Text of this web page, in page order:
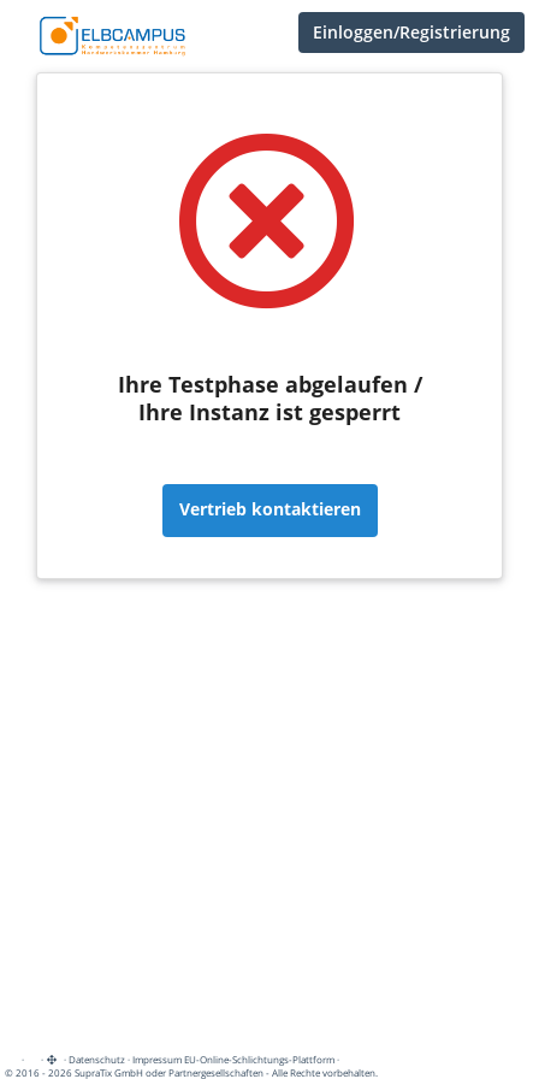
Einloggen/Registrierung
Ihre Testphase abgelaufen /
Ihre Instanz ist gesperrt
Vertrieb kontaktieren
· · ·Datenschutz·Impressum EU-Online-Schlichtungs-Plattform·
© 2016 - 2026 SupraTix GmbH oder Partnergesellschaften - Alle Rechte vorbehalten.